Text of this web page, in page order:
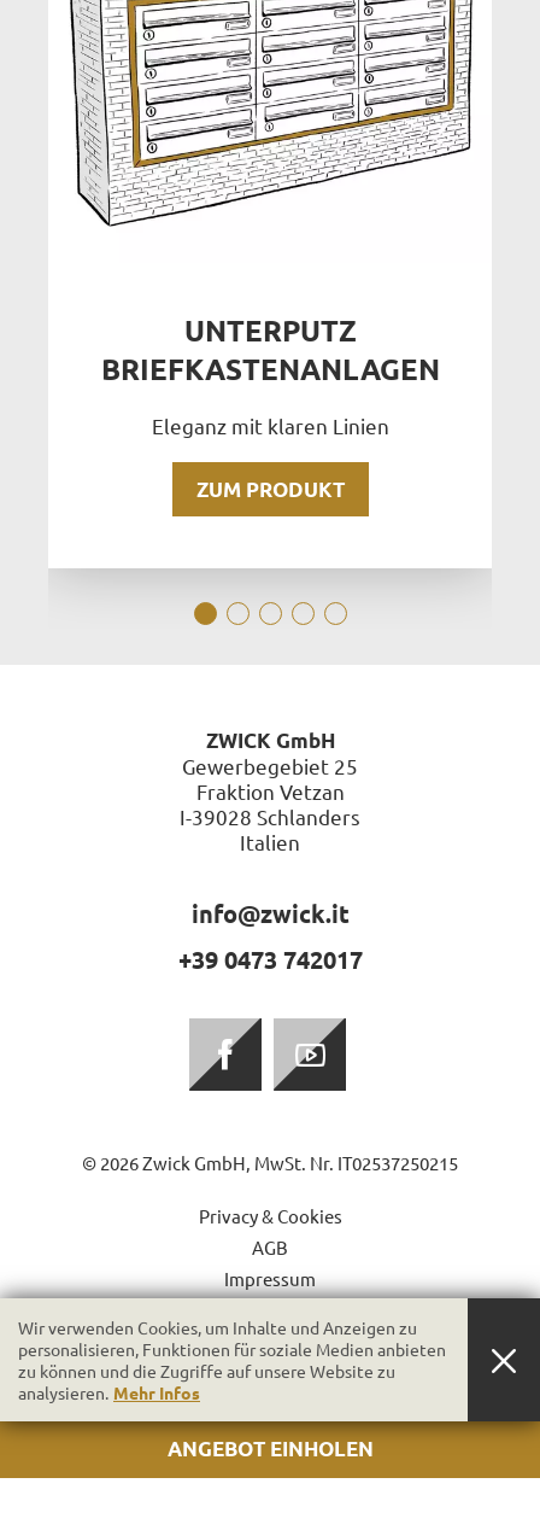
UNTERPUTZ
BRIEFKASTENANLAGEN
Eleganz mit klaren Linien
ZUM PRODUKT
ZWICK GmbH
Gewerbegebiet 25
Fraktion Vetzan
I-39028 Schlanders
Italien
info@zwick.it
+39 0473 742017
© 2026 Zwick GmbH, MwSt. Nr. IT02537250215
Privacy & Cookies
AGB
Impressum
produced by
Wir verwenden Cookies, um Inhalte und Anzeigen zu
personalisieren, Funktionen für soziale Medien anbieten
zu können und die Zugriffe auf unsere Website zu
analysieren. Mehr Infos
ANGEBOT EINHOLEN